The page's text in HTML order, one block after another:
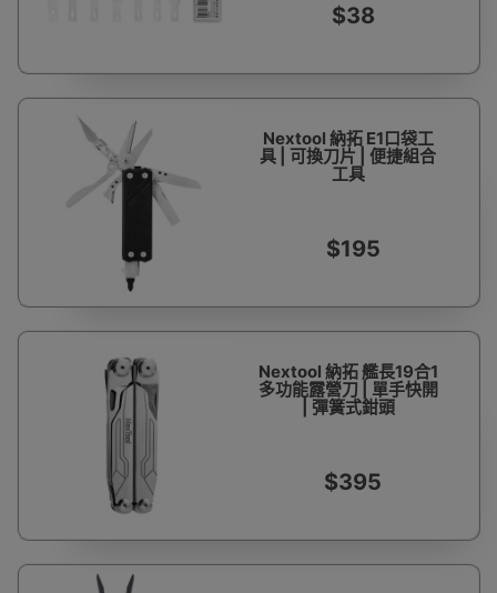
$38
Nextool 納拓 E1口袋工
具 | 可換刀片 | 便捷組合
工具
$195
Nextool 納拓 艦長19合1
多功能露營刀 | 單手快開
| 彈簧式鉗頭
$395